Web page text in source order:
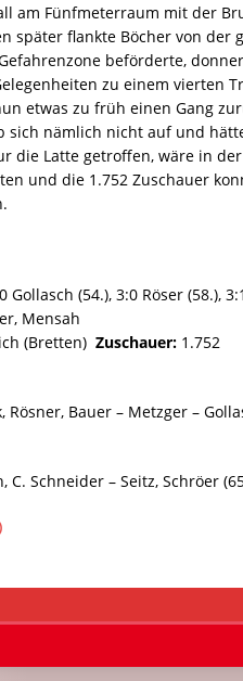
am Fünfmeterraum mit der
später flankte Böcher von
beförderte,
zu einem vierten
etwas zu früh einen Gang
sich nämlich nicht auf und
die Latte getroffen, wäre in
und die 1.752 Zuschauer
Gollasch (54.), 3:0 Röser (58.),
Mensah
(Bretten) Zuschauer: 1.752
Rösner, Bauer – Metzger –
C. Schneider – Seitz, Schröer